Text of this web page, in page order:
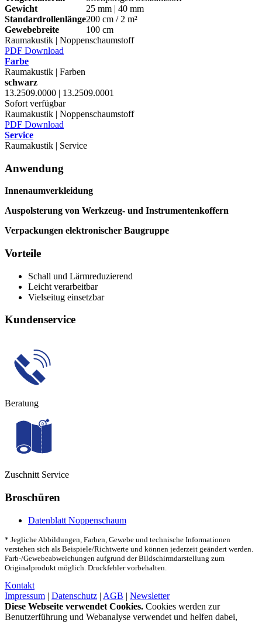
Gewicht
25 mm | 40 mm
Standardrollenlänge200 cm / 2 m²
Gewebebreite
100 cm
Raumakustik | Noppenschaumstoff
PDF Download
Farbe
Raumakustik | Farben
schwarz
13.2509.0000 | 13.2509.0001
Sofort verfügbar
Raumakustik | Noppenschaumstoff
PDF Download
Service
Raumakustik | Service
Anwendung
Innenaumverkleidung
Auspolsterung von Werkzeug- und Instrumentenkoffern
Verpackungen elektronischer Baugruppe
Vorteile
Schall und Lärmreduzierend
Leicht verarbeitbar
Vielseitug einsetzbar
Kundenservice
Beratung
Zuschnitt Service
Broschüren
Datenblatt Noppenschaum
* Jegliche Abbildungen, Farben, Gewebe und technische Informationen
verstehen sich als Beispiele/Richtwerte und können jederzeit geändert werden.
Farb-/Gewebeabweichungen aufgrund der Bildschirmdarstellung zum
Originalprodukt möglich. Druckfehler vorbehalten.
Kontakt
Impressum | Datenschutz | AGB | Newsletter
Diese Webseite verwendet Cookies. Cookies werden zur
Benutzerführung und Webanalyse verwendet und helfen dabei,